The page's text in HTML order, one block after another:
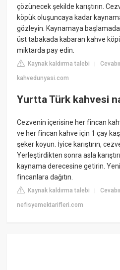
çözünecek şekilde karıştırın.
köpük oluşuncaya kadar
gözleyin. Kaynamaya
üst tabakada kabaran kahve
miktarda pay edin.
Kaynak kaldırma talebi |
kahvedunyasi.com
Yurtta Türk kahvesi
Cezvenin içerisine her fincan
ve her fincan kahve için 1 çay
şeker koyun. İyice karıştırın,
Yerleştirdikten sonra asla
kaynama derecesine getirin.
fincanlara dağıtın.
Kaynak kaldırma talebi |
nefisyemektarifleri.com